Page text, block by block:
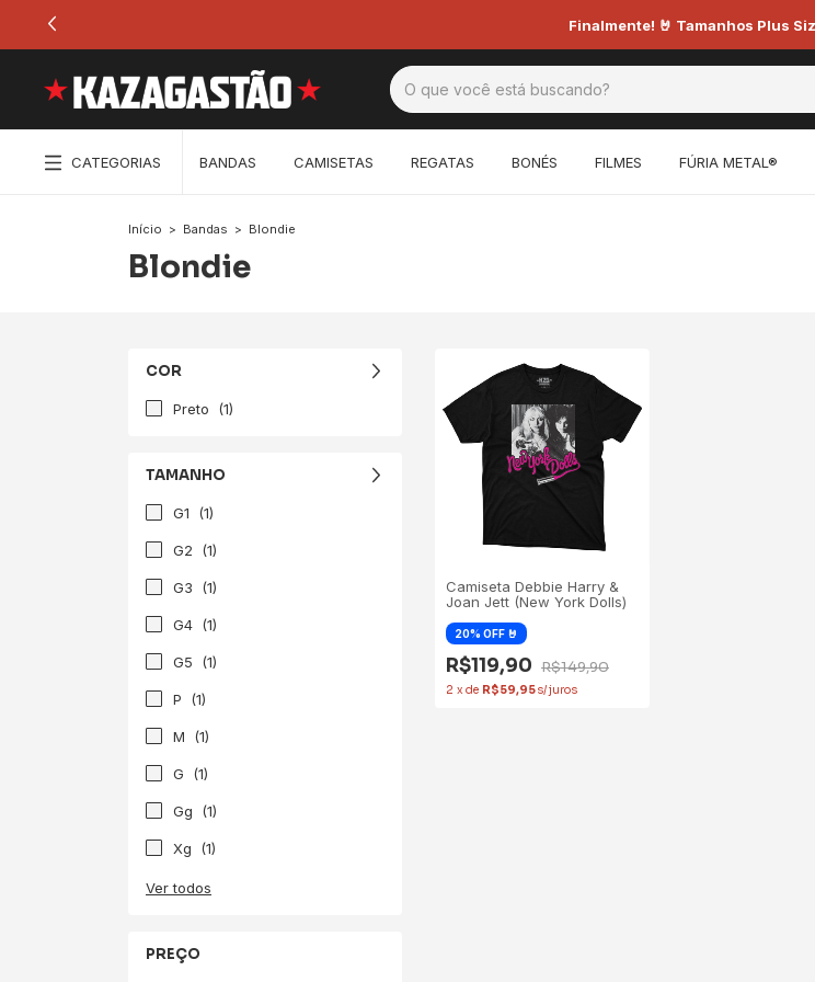
Finalmente! 🤘 Tamanhos Plus
CATEGORIAS BANDAS CAMISETAS REGATAS BONÉS FILMES FÚRIA METAL®
Início > Bandas > Blondie
Blondie
COR
Preto (1)
TAMANHO
G1 (1)
G2 (1)
G3 (1)
G4 (1)
G5 (1)
P (1)
M (1)
G (1)
Gg (1)
Xg (1)
Ver todos
PREÇO
Camiseta Debbie Harry &
Joan Jett (New York Dolls)
R$119,90 R$149,90
2 x de R$59,95